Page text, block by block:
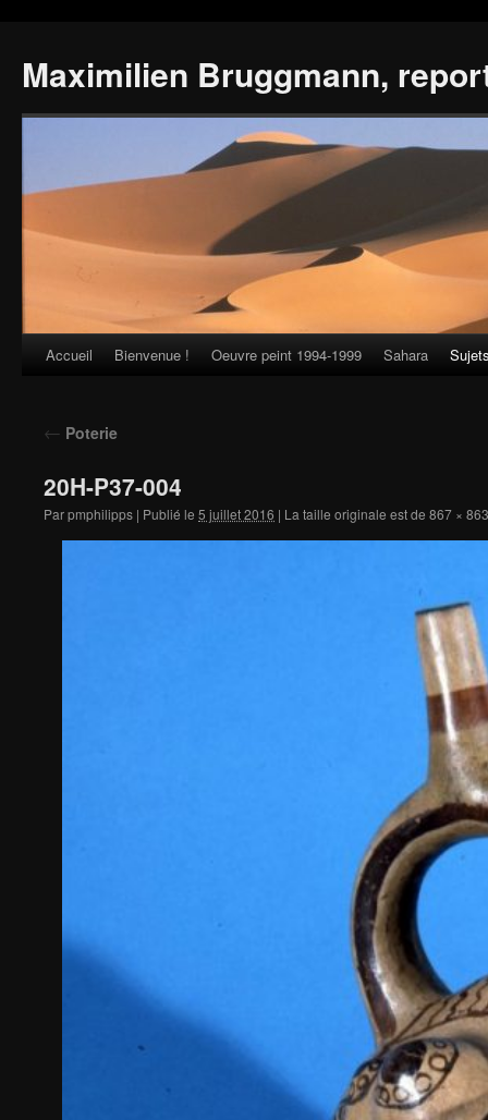
Maximilien Bruggmann,
Skip
content
Accueil Bienvenue ! Oeuvre peint 1994-1999 Sahara
← Poterie
20H-P37-004
Parpmphilipps | Publié le 5 juillet 2016 | La taille originale est de 867 × 863